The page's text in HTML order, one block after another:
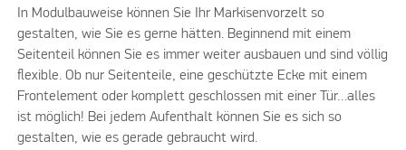
In Modulbauweise können Sie Ihr Markisenvorzelt so
gestalten, wie Sie es gerne hätten. Beginnend mit einem
Seitenteil können Sie es immer weiter ausbauen und sind völlig
flexible. Ob nur Seitenteile, eine geschützte Ecke mit einem
Frontelement oder komplett geschlossen mit einer Tür…alles
ist möglich! Bei jedem Aufenthalt können Sie es sich so
gestalten, wie es gerade gebraucht wird.